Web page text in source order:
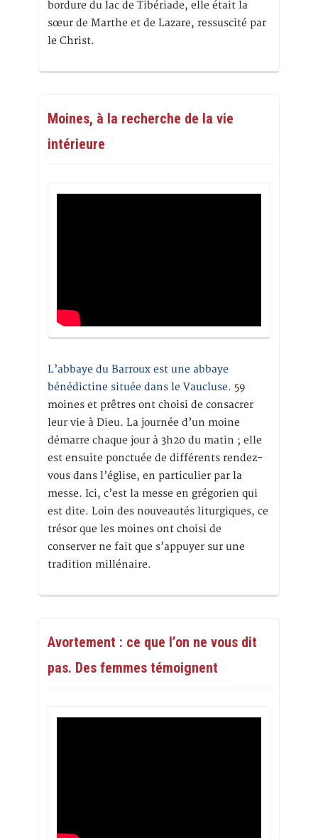
bordure du lac de Tibériade, elle était la
sœur de Marthe et de Lazare, ressuscité par
le Christ.
Moines, à la recherche de la vie
intérieure
L’abbaye du Barroux est une abbaye
bénédictine située dans le Vaucluse. 59
moines et prêtres ont choisi de consacrer
leur vie à Dieu. La journée d’un moine
démarre chaque jour à 3h20 du matin ; elle
est ensuite ponctuée de différents rendez-
vous dans l’église, en particulier par la
messe. Ici, c’est la messe en grégorien qui
est dite. Loin des nouveautés liturgiques, ce
trésor que les moines ont choisi de
conserver ne fait que s’appuyer sur une
tradition millénaire.
Avortement : ce que l’on ne vous dit
pas. Des femmes témoignent